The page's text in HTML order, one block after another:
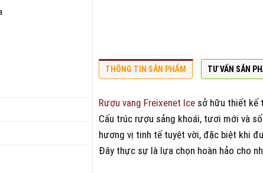
THÔNG TIN SẢN PHẨM TƯ VẤN SẢN
Rượu vang Freixenet Ice sở hữu thiết kế
Cấu trúc rượu sảng khoái, tươi mới và
hương vị tinh tế tuyệt vời, đặc biệt khi
Đây thực sự là lựa chọn hoàn hảo cho